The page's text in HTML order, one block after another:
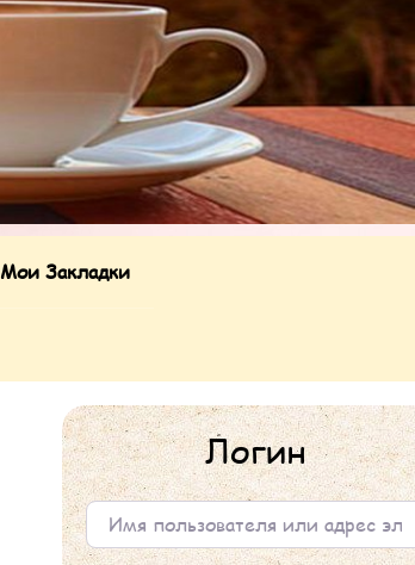
Мои Закладки
Логин
Имя пользователя или адрес